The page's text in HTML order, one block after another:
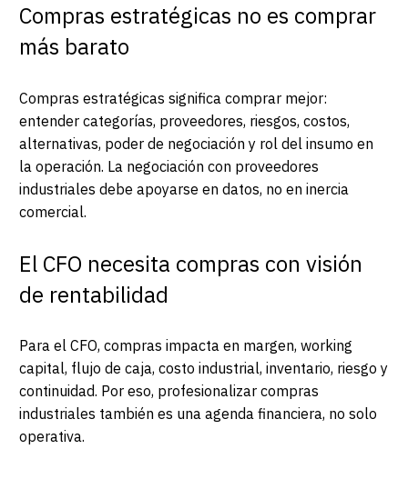
Compras estratégicas no es comprar
más barato
Compras estratégicas significa comprar mejor:
entender categorías, proveedores, riesgos, costos,
alternativas, poder de negociación y rol del insumo en
la operación. La negociación con proveedores
industriales debe apoyarse en datos, no en inercia
comercial.
El CFO necesita compras con visión
de rentabilidad
Para el CFO, compras impacta en margen, working
capital, flujo de caja, costo industrial, inventario, riesgo y
continuidad. Por eso, profesionalizar compras
industriales también es una agenda financiera, no solo
operativa.